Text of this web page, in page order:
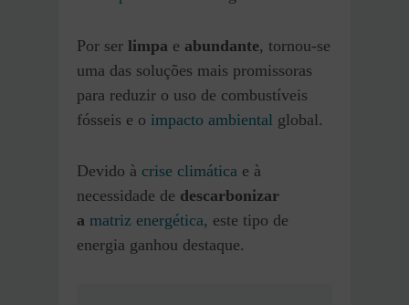
Por ser limpa e abundante, tornou-se
uma das soluções mais promissoras
para reduzir o uso de combustíveis
fósseis e o impacto ambiental global.
Devido à crise climática e à
necessidade de descarbonizar
a matriz energética, este tipo de
energia ganhou destaque.